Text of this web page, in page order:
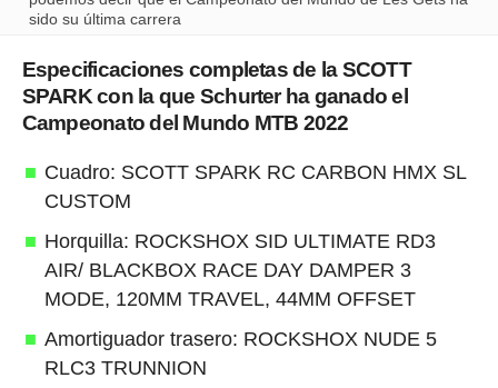
sido su última carrera
Especificaciones completas de la SCOTT
SPARK con la que Schurter ha ganado el
Campeonato del Mundo MTB 2022
Cuadro: SCOTT SPARK RC CARBON HMX SL
CUSTOM
Horquilla: ROCKSHOX SID ULTIMATE RD3
AIR/ BLACKBOX RACE DAY DAMPER 3
MODE, 120MM TRAVEL, 44MM OFFSET
Amortiguador trasero: ROCKSHOX NUDE 5
RLC3 TRUNNION